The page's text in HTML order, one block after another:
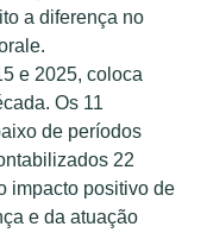
a diferença no
e 2025, coloca
Os 11
de períodos
22
impacto positivo de
e da atuação